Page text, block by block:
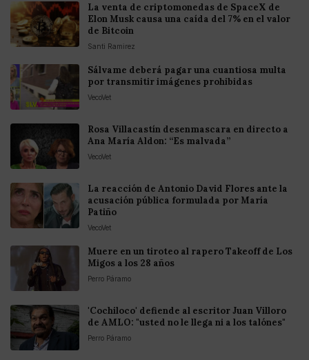
La venta de criptomonedas de SpaceX de
Elon Musk causa una caída del 7% en el valor
de Bitcoin
Santi Ramirez
Sálvame deberá pagar una cuantiosa multa
por transmitir imágenes prohibidas
VecoVet
Rosa Villacastín desenmascara en directo a
Ana María Aldon: “Es malvada”
VecoVet
La reacción de Antonio David Flores ante la
acusación pública formulada por María
Patiño
VecoVet
Muere en un tiroteo al rapero Takeoff de Los
Migos a los 28 años
Perro Páramo
'Cochiloco' defiende al escritor Juan Villoro
de AMLO: "usted no le llega ni a los talónes"
Perro Páramo